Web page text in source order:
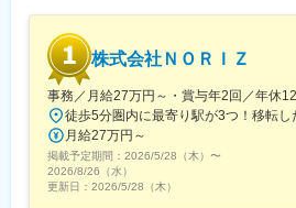
株式会社ＮＯＲＩＺ
事務／月給27万円～・賞与年2回／年休
月給27万円～
掲載予定期間： 2026/5/28（木） 〜
2026/8/26（水）
更新日： 2026/5/28（木）